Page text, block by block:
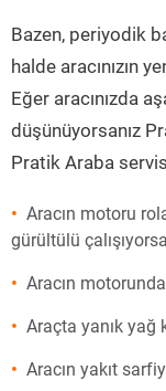
Bazen, periyodik
halde aracınızın
Eğer aracınızda
düşünüyorsanız
Pratik Araba
Aracın motoru
gürültülü çalışıyorsa
Aracın
Araçta yanık yağ
Aracın yakıt